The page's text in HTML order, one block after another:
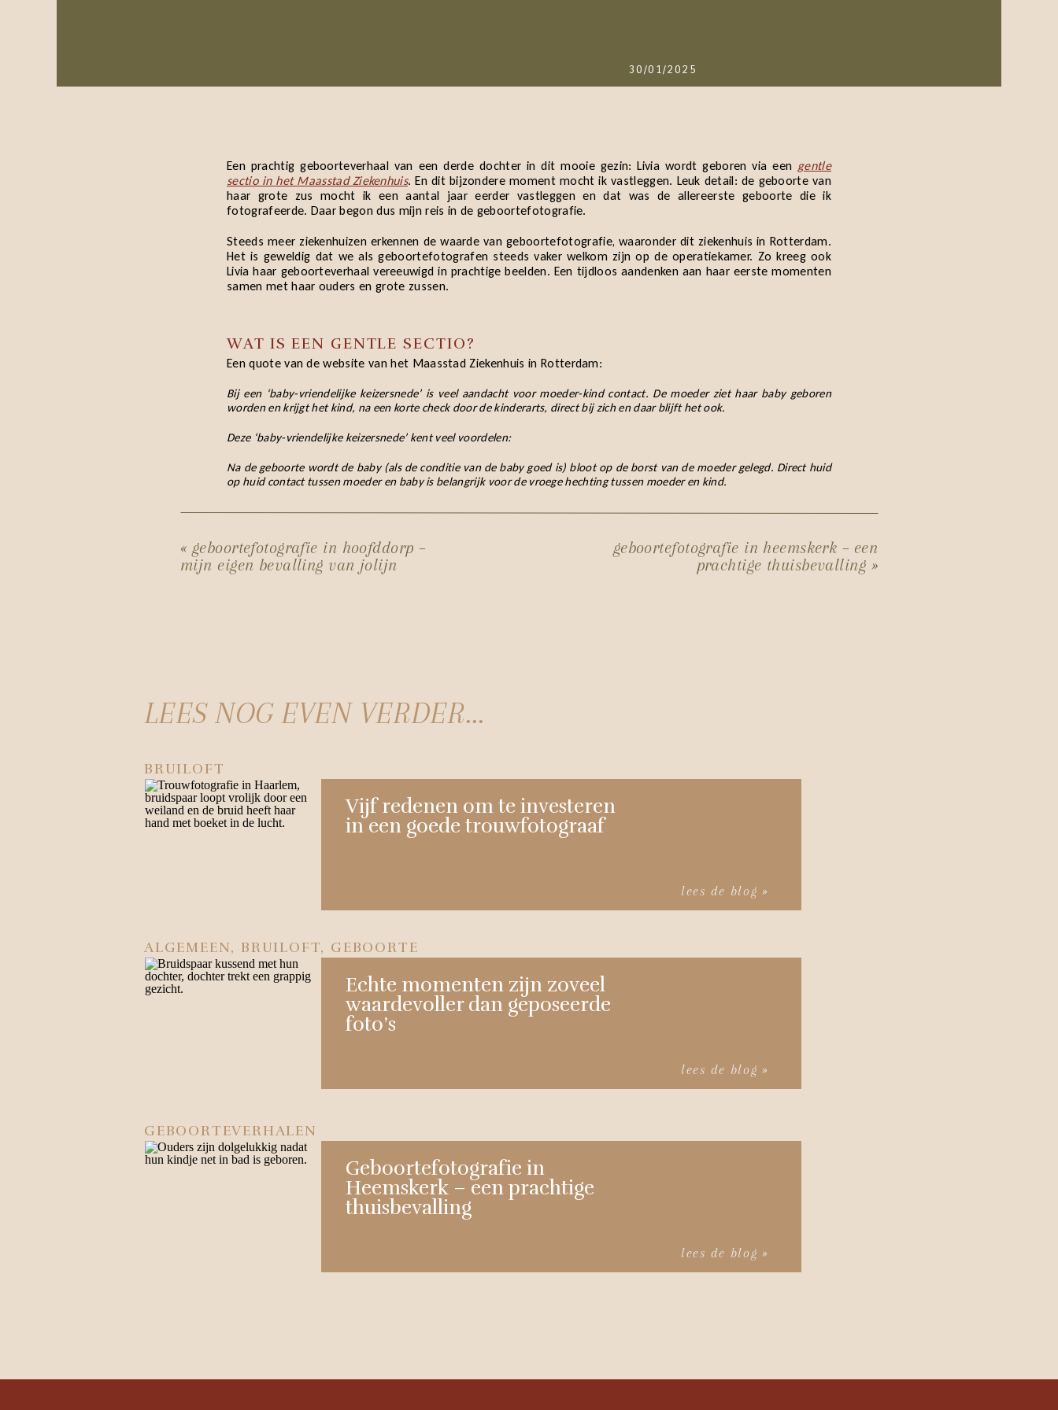
30/01/2025
Een prachtig geboorteverhaal van een derde dochter in dit mooie gezin: Livia wordt geboren via een gentle
sectio in het Maasstad Ziekenhuis. En dit bijzondere moment mocht ik vastleggen. Leuk detail: de geboorte van
haar grote zus mocht ik een aantal jaar eerder vastleggen en dat was de allereerste geboorte die ik
fotografeerde. Daar begon dus mijn reis in de geboortefotografie.
Steeds meer ziekenhuizen erkennen de waarde van geboortefotografie, waaronder dit ziekenhuis in Rotterdam.
Het is geweldig dat we als geboortefotografen steeds vaker welkom zijn op de operatiekamer. Zo kreeg ook
Livia haar geboorteverhaal vereeuwigd in prachtige beelden. Een tijdloos aandenken aan haar eerste momenten
samen met haar ouders en grote zussen.
WAT IS EEN GENTLE SECTIO?
Een quote van de website van het Maasstad Ziekenhuis in Rotterdam:
Bij een ‘baby-vriendelijke keizersnede’ is veel aandacht voor moeder-kind contact. De moeder ziet haar baby geboren
worden en krijgt het kind, na een korte check door de kinderarts, direct bij zich en daar blijft het ook.
Deze ‘baby-vriendelijke keizersnede’ kent veel voordelen:
Na de geboorte wordt de baby (als de conditie van de baby goed is) bloot op de borst van de moeder gelegd. Direct huid
op huid contact tussen moeder en baby is belangrijk voor de vroege hechting tussen moeder en kind.
Bij een ‘spoed keizersnede’ is de operatie hetzelfde, maar is het huid op huid contact tussen moeder en baby niet direct of
Met de ‘baby-vriendelijke keizersnede’ wordt zoveel als mogelijk een natuurlijke bevalling benaderd. In de praktijk blijkt
direct huid op huid contact ook een positieve invloed te hebben de borstvoeding.
geboortefotografie in heemskerk – een
prachtige thuisbevalling »
« geboortefotografie in hoofddorp –
mijn eigen bevalling van jolijn
Vijf redenen om te investeren
in een goede trouwfotograaf
BRUILOFT
lees de blog »
Echte momenten zijn zoveel
waardevoller dan geposeerde
foto’s
ALGEMEEN,BRUILOFT, GEBOORTE
lees de blog »
Geboortefotografie in
Heemskerk – een prachtige
thuisbevalling
GEBOORTEVERHALEN
lees de blog »
LEES NOG EVEN VERDER...